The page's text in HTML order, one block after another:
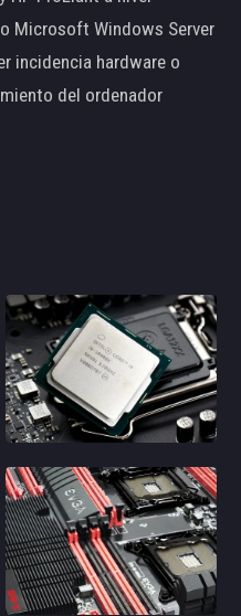
Microsoft Windows Server
incidencia hardware o
del ordenador